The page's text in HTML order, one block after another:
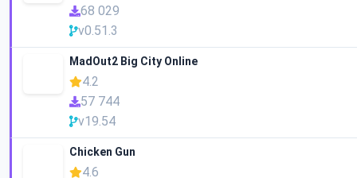
68 029
v0.51.3
MadOut2 Big City Online
4.2
57 744
v19.54
Chicken Gun
4.6